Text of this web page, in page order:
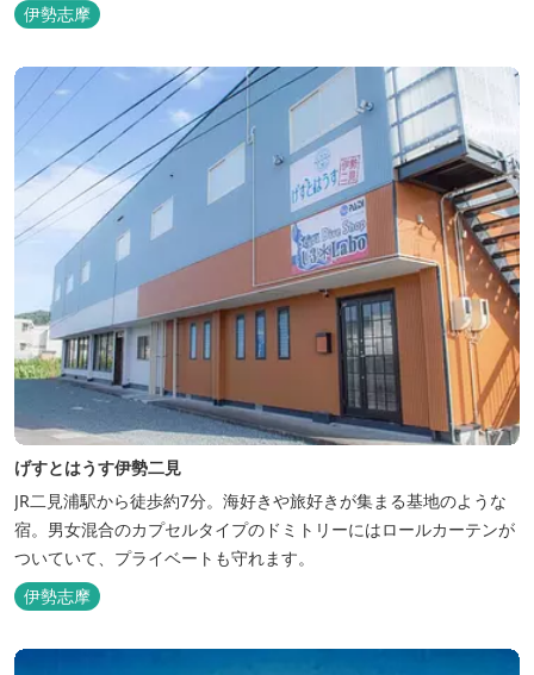
伊勢志摩
げすとはうす伊勢二見
JR二見浦駅から徒歩約7分。海好きや旅好きが集まる基地のような
宿。男女混合のカプセルタイプのドミトリーにはロールカーテンが
ついていて、プライベートも守れます。
伊勢志摩